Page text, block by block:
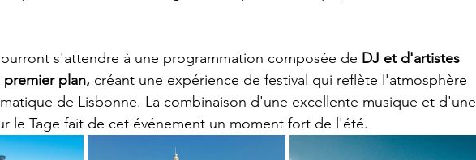
s'attendre à une programmation composée de DJ et d'artistes
plan, créant une expérience de festival qui reflète l'atmosphère
de Lisbonne. La combinaison d'une excellente musique et d'une
le Tage fait de cet événement un moment fort de l'été.